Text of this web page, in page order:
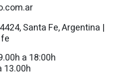
Santa Fe, Argentina |
a 18:00h
13.00h